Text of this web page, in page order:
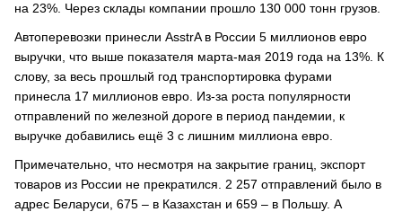
на 23%. Через склады компании прошло 130 000 тонн грузов.
Автоперевозки принесли AsstrA в России 5 миллионов евро
выручки, что выше показателя марта-мая 2019 года на 13%. К
слову, за весь прошлый год транспортировка фурами
принесла 17 миллионов евро. Из-за роста популярности
отправлений по железной дороге в период пандемии, к
выручке добавились ещё 3 с лишним миллиона евро.
Примечательно, что несмотря на закрытие границ, экспорт
товаров из России не прекратился. 2 257 отправлений было в
адрес Беларуси, 675 – в Казахстан и 659 – в Польшу. А